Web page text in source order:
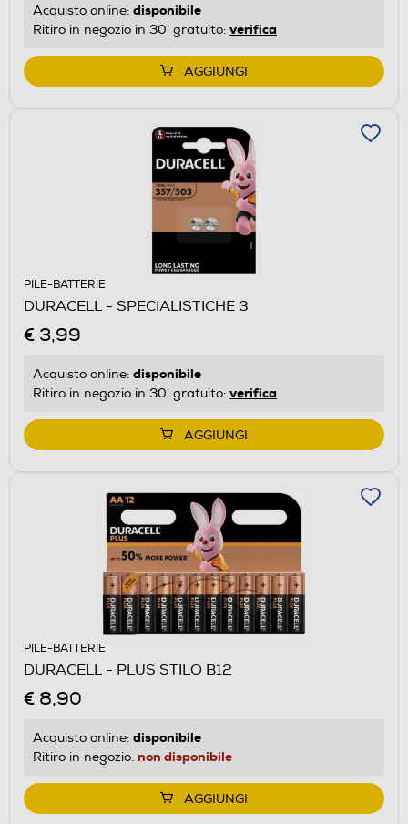
Acquisto online: disponibile
Ritiro in negozio in 30' gratuito: verifica
AGGIUNGI
PILE-BATTERIE
DURACELL - SPECIALISTICHE 3
€ 3,99
Acquisto online: disponibile
Ritiro in negozio in 30' gratuito: verifica
AGGIUNGI
PILE-BATTERIE
DURACELL - PLUS STILO B12
€ 8,90
Acquisto online: disponibile
Ritiro in negozio: non disponibile
AGGIUNGI